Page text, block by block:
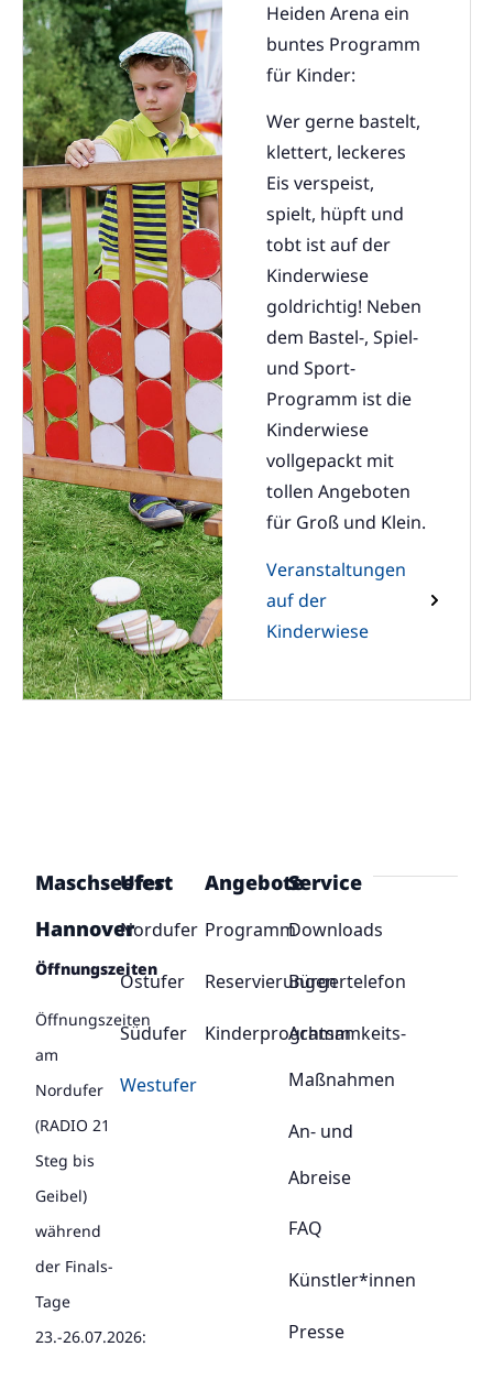
Heiden Arena ein
buntes Programm
für Kinder:
Wer gerne bastelt,
klettert, leckeres
Eis verspeist,
spielt, hüpft und
tobt ist auf der
Kinderwiese
goldrichtig! Neben
dem Bastel-, Spiel-
und Sport-
Programm ist die
Kinderwiese
vollgepackt mit
tollen Angeboten
für Groß und Klein.
Veranstaltungen
auf der
Kinderwiese
Maschseefest
Hannover
Öffnungszeiten
Öffnungszeiten
am
Nordufer
(RADIO 21
Steg bis
Geibel)
während
der Finals-
Tage
23.-26.07.2026:
Ufer
Nordufer
Ostufer
Südufer
Westufer
Angebote
Programm
Reservierungen
Kinderprogramm
Service
Downloads
Bürgertelefon
Achtsamkeits-
Maßnahmen
An- und
Abreise
FAQ
Künstler*innen
Presse